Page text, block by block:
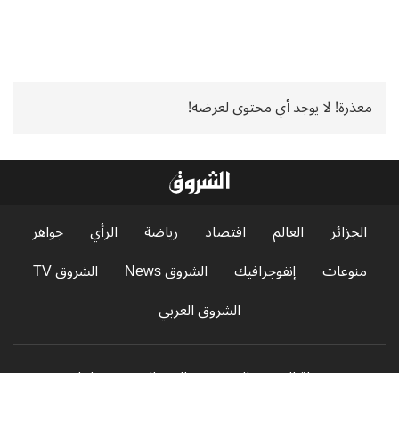
معذرة! لا يوجد أي محتوى لعرضه!
الجزائر العالم اقتصاد رياضة الرأي
جواهر
منوعات
إنفوجرافيك الشروق News
الشروق TV
الشروق العربي
مجلة الشروق العربي البث الحي
عاجل